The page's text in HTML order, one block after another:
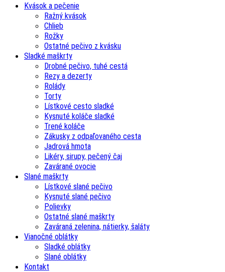
Kvások a pečenie
Ražný kvások
Chlieb
Rožky
Ostatné pečivo z kvásku
Sladké maškrty
Drobné pečivo, tuhé cestá
Rezy a dezerty
Rolády
Torty
Lístkové cesto sladké
Kysnuté koláče sladké
Trené koláče
Zákusky z odpaľovaného cesta
Jadrová hmota
Likéry, sirupy, pečený čaj
Zavárané ovocie
Slané maškrty
Lístkové slané pečivo
Kysnuté slané pečivo
Polievky
Ostatné slané maškrty
Zaváraná zelenina, nátierky, šaláty
Vianočné oblátky
Sladké oblátky
Slané oblátky
Kontakt